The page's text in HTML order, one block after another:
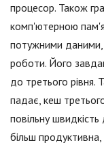
процесор. Також
комп'ютерною
потужними даними,
роботи. Його
до третього рівня.
падає, кеш
повільну
більш продуктивна,